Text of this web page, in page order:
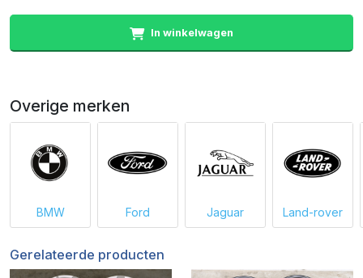
In winkelwagen
Overige merken
BMW Ford Jaguar Land-rover
Gerelateerde producten